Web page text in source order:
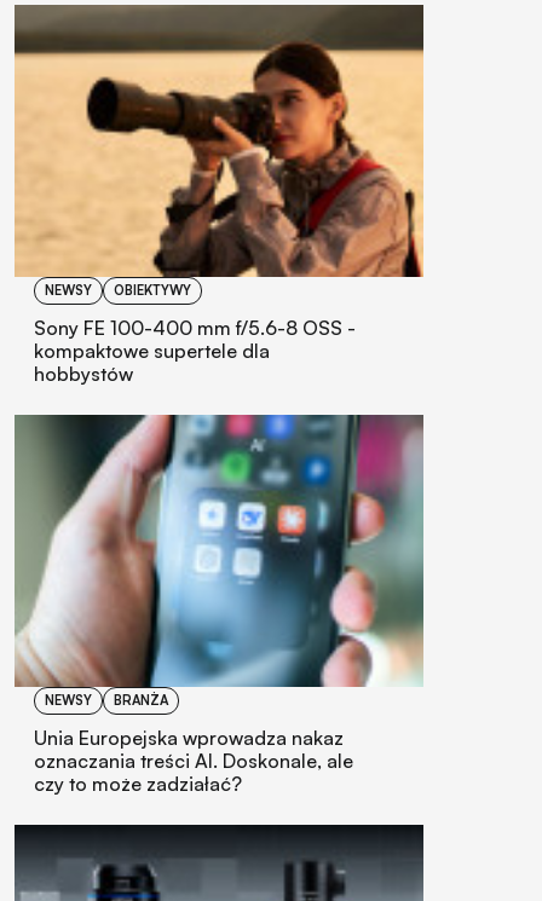
NEWSY OBIEKTYWY
Sony FE 100-400 mm f/5.6-8 OSS -
kompaktowe supertele dla
hobbystów
NEWSY BRANŻA
Unia Europejska wprowadza nakaz
oznaczania treści AI. Doskonale, ale
czy to może zadziałać?